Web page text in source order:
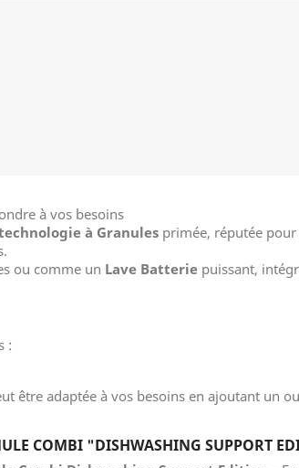
à vos besoins
à Granules primée, réputée
ou comme un Lave Batterie puissant,
:
être adaptée à vos besoins en ajoutant un
COMBI "DISHWASHING SUPPORT